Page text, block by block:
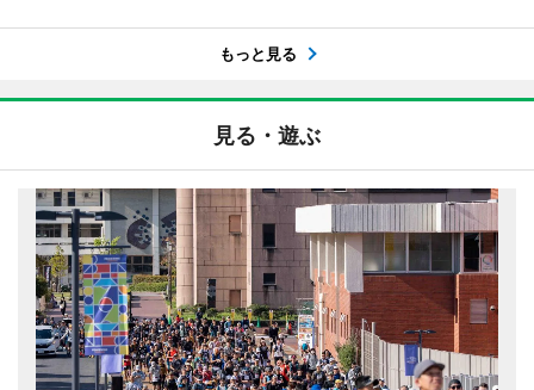
もっと見る
見る・遊ぶ